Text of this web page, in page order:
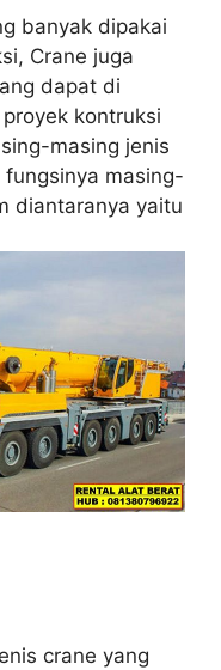
banyak dipakai
Crane juga
dapat di
kontruksi
masing jenis
masing-
diantaranya yaitu
crane yang